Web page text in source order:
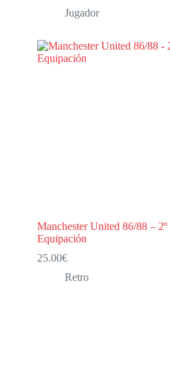
Jugador
Manchester United 86/88 – 2º
Equipación
25.00€
Retro